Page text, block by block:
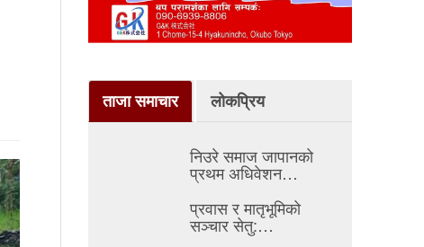
ताजा समाचार लोकप्रिय
निउरे समाज जापानको
प्रथम अधिवेशन…
प्रवास र मातृभूमिको
सञ्चार सेतु:…